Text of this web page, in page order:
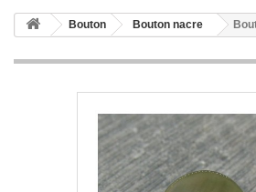
Bouton Bouton nacre